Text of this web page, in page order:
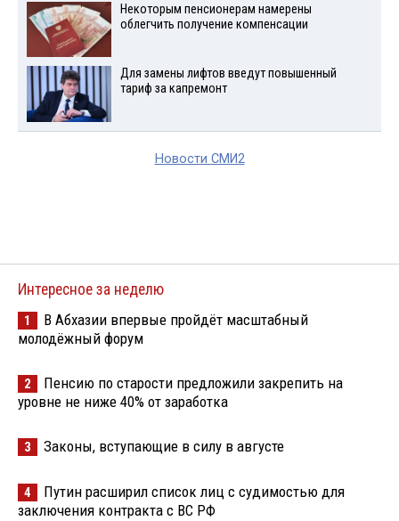
Некоторым пенсионерам намерены
облегчить получение компенсации
Для замены лифтов введут повышенный
тариф за капремонт
Новости СМИ2
Интересное за неделю
1
В Абхазии впервые пройдёт масштабный
молодёжный форум
2
Пенсию по старости предложили закрепить на
уровне не ниже 40% от заработка
3 Законы, вступающие в силу в августе
4
Путин расширил список лиц с судимостью для
заключения контракта с ВС РФ